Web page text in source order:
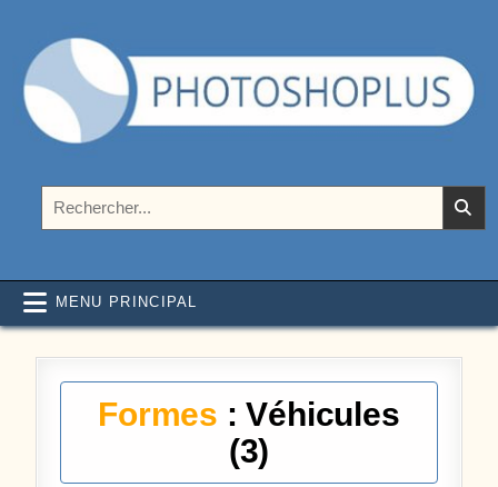
Photoshoplus
MENU PRINCIPAL
Formes : Véhicules
(3)